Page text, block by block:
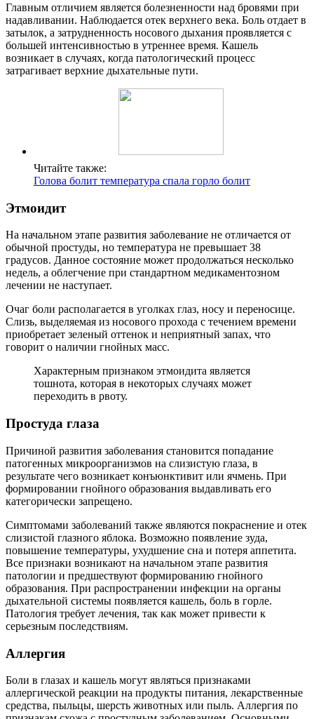
Главным отличием является болезненности над бровями при
надавливании. Наблюдается отек верхнего века. Боль отдает в
затылок, а затрудненность носового дыхания проявляется с
большей интенсивностью в утреннее время. Кашель
возникает в случаях, когда патологический процесс
затрагивает верхние дыхательные пути.
Читайте также:
Голова болит температура спала горло болит
Этмоидит
На начальном этапе развития заболевание не отличается от
обычной простуды, но температура не превышает 38
градусов. Данное состояние может продолжаться несколько
недель, а облегчение при стандартном медикаментозном
лечении не наступает.
Очаг боли располагается в уголках глаз, носу и переносице.
Слизь, выделяемая из носового прохода с течением времени
приобретает зеленый оттенок и неприятный запах, что
говорит о наличии гнойных масс.
Характерным признаком этмоидита является
тошнота, которая в некоторых случаях может
переходить в рвоту.
Простуда глаза
Причиной развития заболевания становится попадание
патогенных микроорганизмов на слизистую глаза, в
результате чего возникает конъюнктивит или ячмень. При
формировании гнойного образования выдавливать его
категорически запрещено.
Симптомами заболеваний также являются покраснение и отек
слизистой глазного яблока. Возможно появление зуда,
повышение температуры, ухудшение сна и потеря аппетита.
Все признаки возникают на начальном этапе развития
патологии и предшествуют формированию гнойного
образования. При распространении инфекции на органы
дыхательной системы появляется кашель, боль в горле.
Патология требует лечения, так как может привести к
серьезным последствиям.
Аллергия
Боли в глазах и кашель могут являться признаками
аллергической реакции на продукты питания, лекарственные
средства, пыльцы, шерсть животных или пыль. Аллергия по